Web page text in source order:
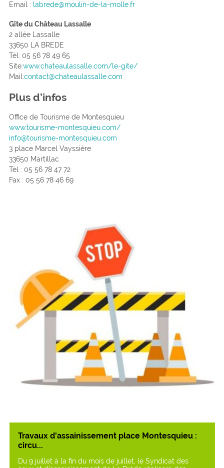
Email : labrede@moulin-de-la-molle.fr
Gîte du Château Lassalle
2 allée Lassalle
33650 LA BREDE
Tél: 05 56 78 49 65
Site:www.chateaulassalle.com/le-gite/
Mail:contact@chateaulassalle.com
Plus d’infos
Office de Tourisme de Montesquieu
www.tourisme-montesquieu.com/
info@tourisme-montesquieu.com
3 place Marcel Vayssière
33650 Martillac
Tél : 05 56 78 47 72
Fax : 05 56 78 46 69
Travaux d'assainissement place Montesquieu :
circu...
Du 9 juillet à la fin du mois de juillet, le Syndicat des